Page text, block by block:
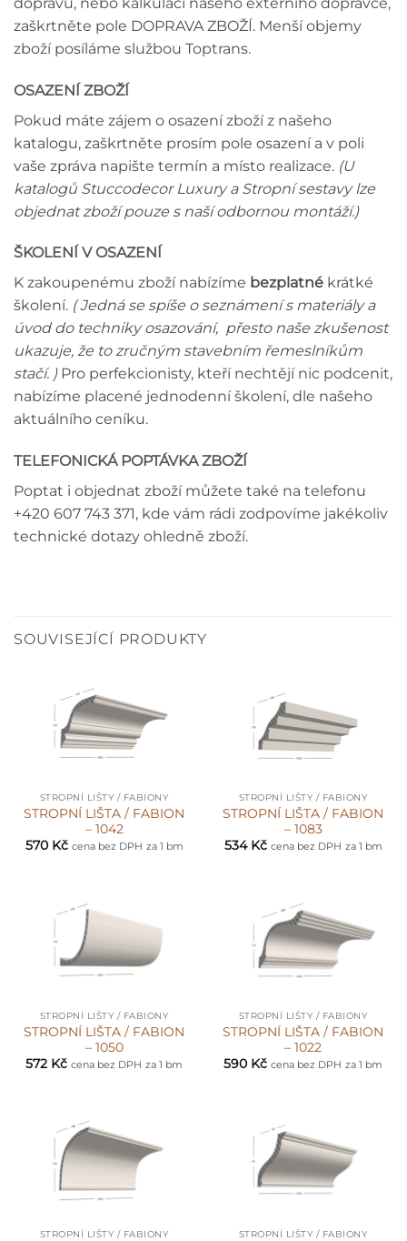
zaškrtněte pole DOPRAVA ZBOŽÍ. Menší objemy
zboží posíláme službou Toptrans.
OSAZENÍ ZBOŽÍ
Pokud máte zájem o osazení zboží z našeho
katalogu, zaškrtněte prosím pole osazení a v poli
vaše zpráva napište termín a místo realizace. (U
katalogů Stuccodecor Luxury a Stropní sestavy lze
objednat zboží pouze s naší odbornou montáží.)
ŠKOLENÍ V OSAZENÍ
K zakoupenému zboží nabízíme bezplatné krátké
školení. ( Jedná se spíše o seznámení s materiály a
úvod do techniky osazování, přesto naše zkušenost
ukazuje, že to zručným stavebním řemeslníkům
stačí. )Pro perfekcionisty, kteří nechtějí nic podcenit,
nabízíme placené jednodenní školení, dle našeho
aktuálního ceníku.
TELEFONICKÁ POPTÁVKA ZBOŽÍ
Poptat i objednat zboží můžete také na telefonu
+420 607 743 371, kde vám rádi zodpovíme jakékoliv
technické dotazy ohledně zboží.
SOUVISEJÍCÍ PRODUKTY
STROPNÍ LIŠTY / FABIONY
STROPNÍ LIŠTA / FABION
– 1042
570 Kč cena bez DPH za 1 bm
STROPNÍ LIŠTY / FABIONY
STROPNÍ LIŠTA / FABION
– 1083
534 Kč cena bez DPH za 1 bm
STROPNÍ LIŠTY / FABIONY
STROPNÍ LIŠTA / FABION
– 1050
572 Kč cena bez DPH za 1 bm
STROPNÍ LIŠTY / FABIONY
STROPNÍ LIŠTA / FABION
– 1022
590 Kč cena bez DPH za 1 bm
STROPNÍ LIŠTY / FABIONY STROPNÍ LIŠTY / FABIONY